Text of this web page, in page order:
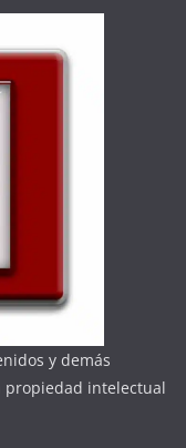
y demás
intelectual